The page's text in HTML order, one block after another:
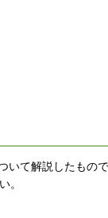
いて解説したもの
。